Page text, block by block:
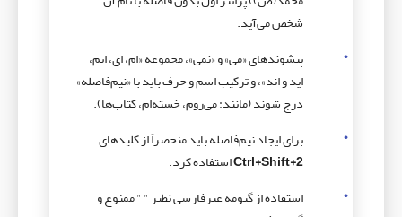
شخص می‌آید.
پیشوندهای «می» و «نمی»، مجموعه «ام، ای، ایم،
اید و اند»، و ترکیب اسم و حرف باید با «نیم‌فاصله»
درج شوند (مانند: می‌روم، خسته‌ام، کتاب‌ها).
برای ایجاد نیم‌فاصله باید منحصراً از کلیدهای
Ctrl+Shift+2استفاده کرد.
استفاده از گیومه غیرفارسی نظیر " " ممنوع و